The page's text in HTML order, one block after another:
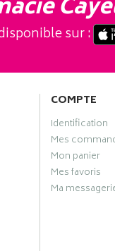
sur :
COMPTE
Identification
Mes
Mon panier
Mes favoris
Ma